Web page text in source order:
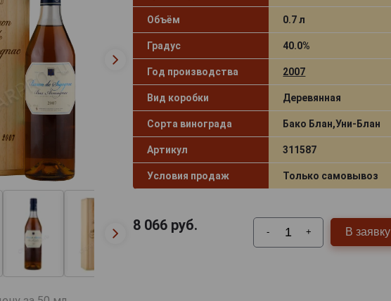
Объём 0.7 л
Градус 40.0%
Год производства 2007
Вид коробки Деревянная
Сорта винограда Бако Блан,Уни-Блан
Артикул 311587
Условия продаж Только самовывоз
8 066руб. - + В заявку